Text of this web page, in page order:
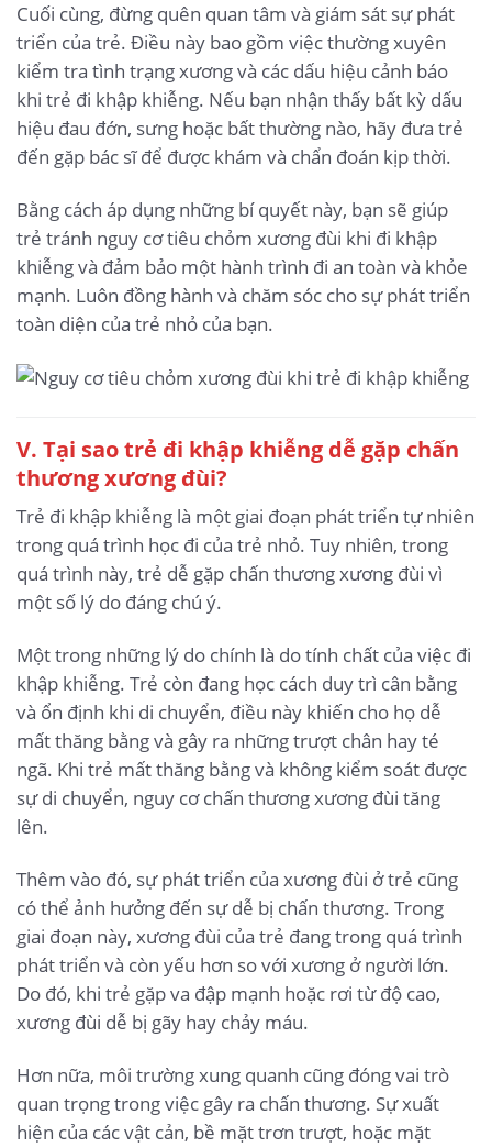
Cuối cùng, đừng quên quan tâm và giám sát sự phát
triển của trẻ. Điều này bao gồm việc thường xuyên
kiểm tra tình trạng xương và các dấu hiệu cảnh báo
khi trẻ đi khập khiễng. Nếu bạn nhận thấy bất kỳ dấu
hiệu đau đớn, sưng hoặc bất thường nào, hãy đưa trẻ
đến gặp bác sĩ để được khám và chẩn đoán kịp thời.
Bằng cách áp dụng những bí quyết này, bạn sẽ giúp
trẻ tránh nguy cơ tiêu chỏm xương đùi khi đi khập
khiễng và đảm bảo một hành trình đi an toàn và khỏe
mạnh. Luôn đồng hành và chăm sóc cho sự phát triển
toàn diện của trẻ nhỏ của bạn.
V. Tại sao trẻ đi khập khiễng dễ gặp chấn
thương xương đùi?
Trẻ đi khập khiễng là một giai đoạn phát triển tự nhiên
trong quá trình học đi của trẻ nhỏ. Tuy nhiên, trong
quá trình này, trẻ dễ gặp chấn thương xương đùi vì
một số lý do đáng chú ý.
Một trong những lý do chính là do tính chất của việc đi
khập khiễng. Trẻ còn đang học cách duy trì cân bằng
và ổn định khi di chuyển, điều này khiến cho họ dễ
mất thăng bằng và gây ra những trượt chân hay té
ngã. Khi trẻ mất thăng bằng và không kiểm soát được
sự di chuyển, nguy cơ chấn thương xương đùi tăng
lên.
Thêm vào đó, sự phát triển của xương đùi ở trẻ cũng
có thể ảnh hưởng đến sự dễ bị chấn thương. Trong
giai đoạn này, xương đùi của trẻ đang trong quá trình
phát triển và còn yếu hơn so với xương ở người lớn.
Do đó, khi trẻ gặp va đập mạnh hoặc rơi từ độ cao,
xương đùi dễ bị gãy hay chảy máu.
Hơn nữa, môi trường xung quanh cũng đóng vai trò
quan trọng trong việc gây ra chấn thương. Sự xuất
hiện của các vật cản, bề mặt trơn trượt, hoặc mặt